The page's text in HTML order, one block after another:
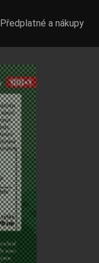
Předplatné a nákupy